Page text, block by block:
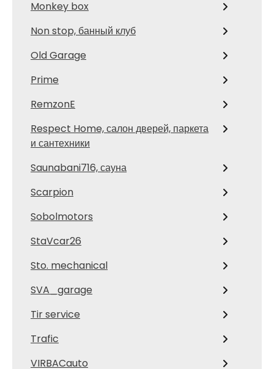
Monkey box
Non stop, банный клуб
Old Garage
Prime
RemzonE
Respect Home, салон дверей, паркета
и сантехники
Saunabani716, сауна
Scarpion
Sobolmotors
StaVcar26
Sto. mechanical
SVA_garage
Tir service
Trafic
VIRBACauto